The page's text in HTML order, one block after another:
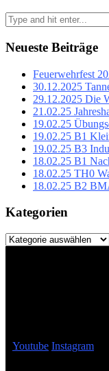
Neueste Beiträge
Feuerwehrfest
30.12.2025
29.12.2025 Die
21.02.25
19.02.25
19.02.25 B1
19.02.25 B3
18.02.25 B1
18.02.25 TH0
18.02.25 B2
Kategorien
Kategorien
Youtube Instagram